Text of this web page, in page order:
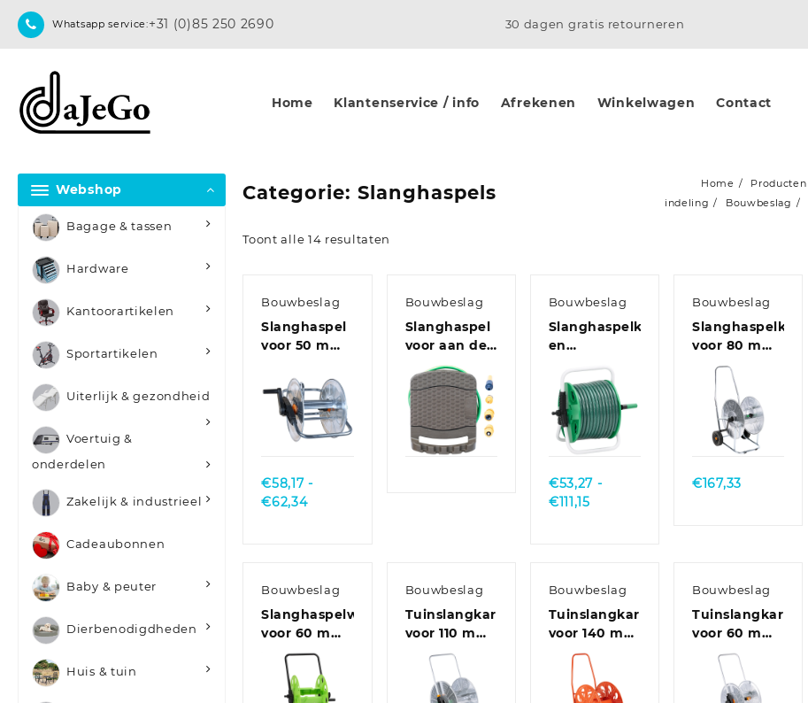
Whatsapp service:+31 (0)85 250 2690 30 dagen gratis retourneren
Home Klantenservice / info Afrekenen Winkelwagen Contact
Webshop
Bagage & tassen
Hardware
Kantoorartikelen
Sportartikelen
Uiterlijk & gezondheid
Voertuig &
onderdelen
Zakelijk & industrieel
Cadeaubonnen
Baby & peuter
Dierbenodigdheden
Huis & tuin
Categorie:Slanghaspels Home Producten
indeling
Bouwbeslag
Toont alle 14 resultaten
Bouwbeslag
Slanghaspel
voor 50 m
wandmontage
staal
Quick
View
€58,17 -
€62,34Prijsklasse:
Bouwbeslag
Slanghaspel
voor aan de
wand met
slang
kunststof
bruinQuick
View
Bouwbeslag
Slanghaspelkar
en
slangkoppelset
0,75″ staand
30 m PVC
groenQuick
View
€53,27 -
€111,15Prijsklasse:
Bouwbeslag
Slanghaspelkar
voor 80 m
3/4″ slang
staal
Quick
View
€167,33
Bouwbeslag
Slanghaspelwagen
voor 60 m
1/2″ slang
staal groen
Bouwbeslag
Tuinslangkar
voor 110 m
1/2″ of 80 m
3/4″ slang
staal
Bouwbeslag
Tuinslangkar
voor 140 m
3/4″ slang
staal
Bouwbeslag
Tuinslangkar
voor 60 m
1/2″ slang
staal